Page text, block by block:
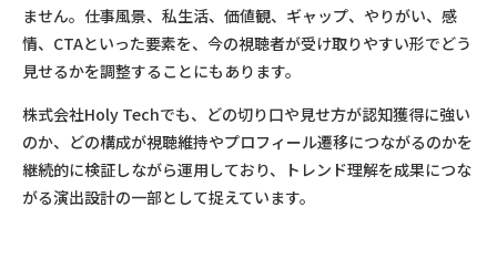
ません。仕事風景、私生活、価値観、ギャップ、やりがい、感
情、CTAといった要素を、今の視聴者が受け取りやすい形でどう
見せるかを調整することにもあります。
株式会社Holy Techでも、どの切り口や見せ方が認知獲得に強い
のか、どの構成が視聴維持やプロフィール遷移につながるのかを
継続的に検証しながら運用しており、トレンド理解を成果につな
がる演出設計の一部として捉えています。